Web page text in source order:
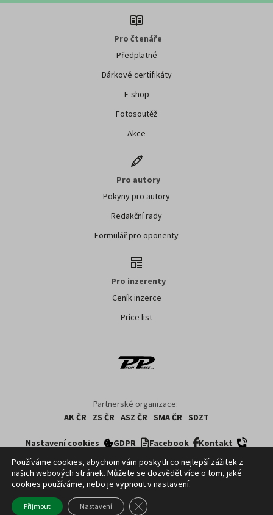
Pro čtenáře
Předplatné
Dárkové certifikáty
E-shop
Fotosoutěž
Akce
Pro autory
Pokyny pro autory
Redakční rady
Formulář pro oponenty
Pro inzerenty
Ceník inzerce
Price list
Partnerské organizace:
AK ČR
ZS ČR ASZ ČR SMA ČR SDZT
Nastavení cookies GDPR Facebook Kontakt
Copyright ©2026 ČTK. Profi Press, s.r.o. využívá zpravodajství z databází ČTK,
jejichž obsah je chráněn autorským zákonem. Přepis, šíření či další
zpřístupňování tohoto obsahu či jeho části veřejnosti, a to jakýmkoliv způsobem,
je bez předchozího souhlasu ČTK výslovně zakázáno.
Používáme cookies, abychom vám poskytli co nejlepší zážitek z
našich webových stránek. Můžete se dozvědět více o tom, jaké
cookies používáme, nebo je vypnout vnastavení.
Přijmout Nastavení Zavřít cookie lištu GDPR